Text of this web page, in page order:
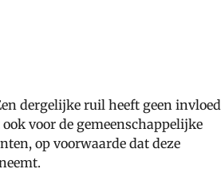
dergelijke ruil heeft geen invloed
voor de gemeenschappelijke
op voorwaarde dat deze